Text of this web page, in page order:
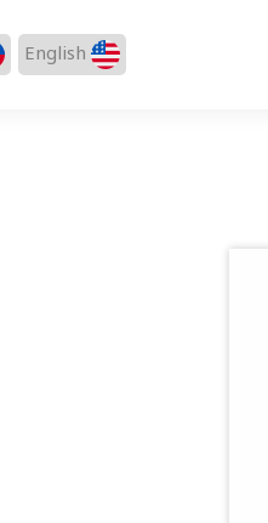
English